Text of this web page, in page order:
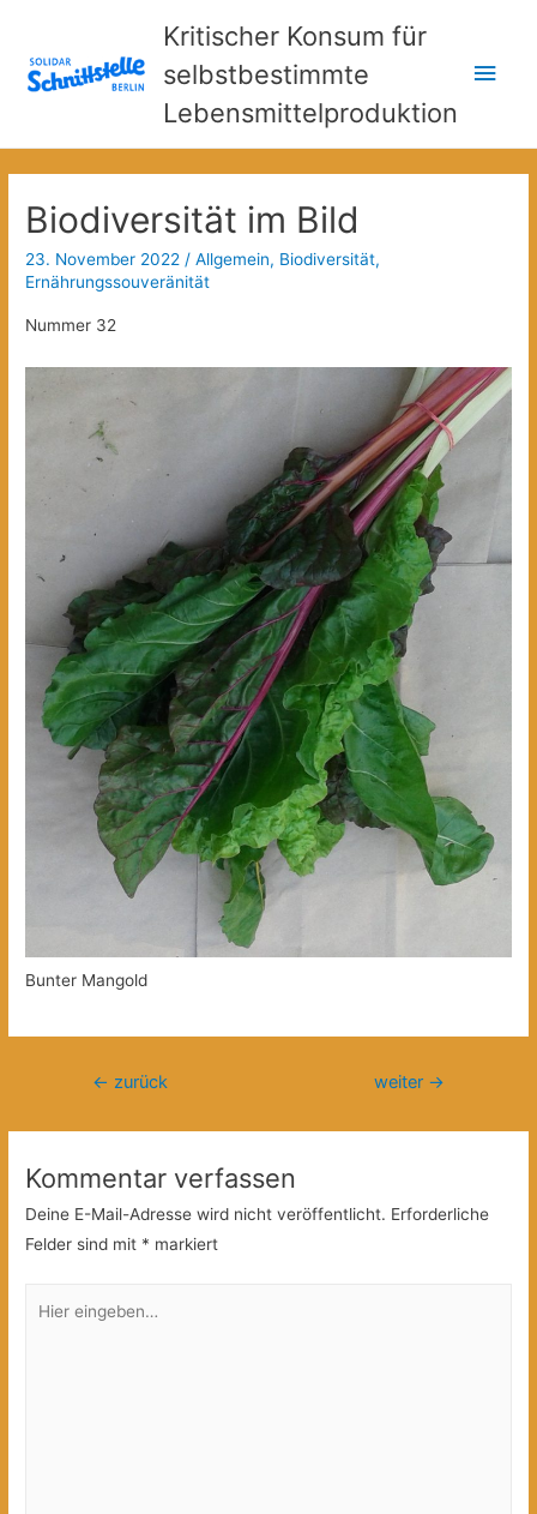
Kritischer Konsum für
selbstbestimmte
Lebensmittelproduktion
Biodiversität im Bild
23. November 2022 /Allgemein, Biodiversität,
Ernährungssouveränität
Nummer 32
Bunter Mangold
Beitragsnavigation
← zurück weiter →
Kommentar verfassen
Deine E-Mail-Adresse wird nicht veröffentlicht. Erforderliche
Felder sind mit * markiert
eingeben…